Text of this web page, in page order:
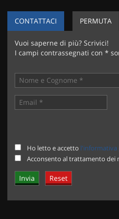
CONTATTACI PERMUTA
Vuoi saperne di più? Scrivici!
I campi contrassegnati con *
Ho letto e accetto l'informativa
Acconsento al trattamento dei